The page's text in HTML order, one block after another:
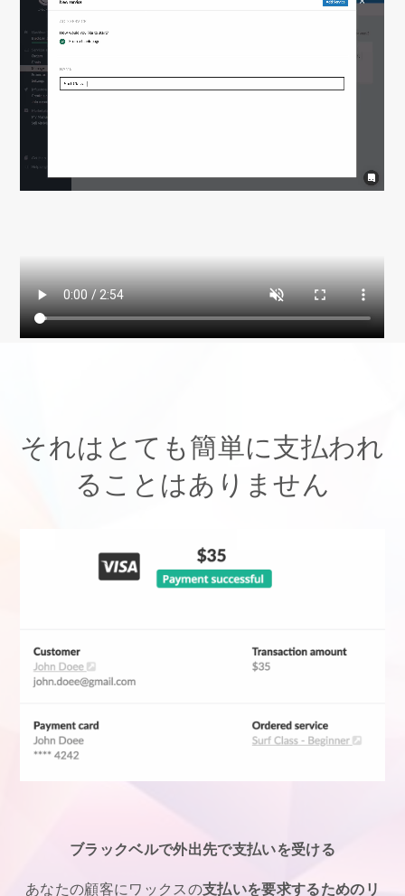
それはとても簡単に支払われ
ることはありません
ブラックベルで外出先で支払いを受ける
あなたの顧客にワックスの支払いを要求するためのリ